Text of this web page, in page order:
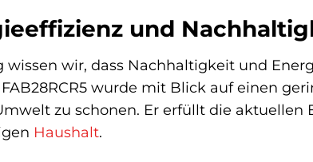
und
wissen wir, dass Nachhaltigkeit und
wurde mit Blick auf einen
zu schonen. Er erfüllt die
Haushalt.